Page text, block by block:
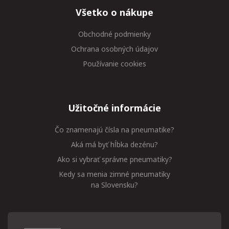
Všetko o nákupe
Obchodné podmienky
Ochrana osobných údajov
Používanie cookies
Užitočné informácie
Čo znamenajú čísla na pneumatike?
Aká má byť hĺbka dezénu?
Ako si vybrať správne pneumatiky?
Kedy sa menia zimné pneumatiky
na Slovensku?